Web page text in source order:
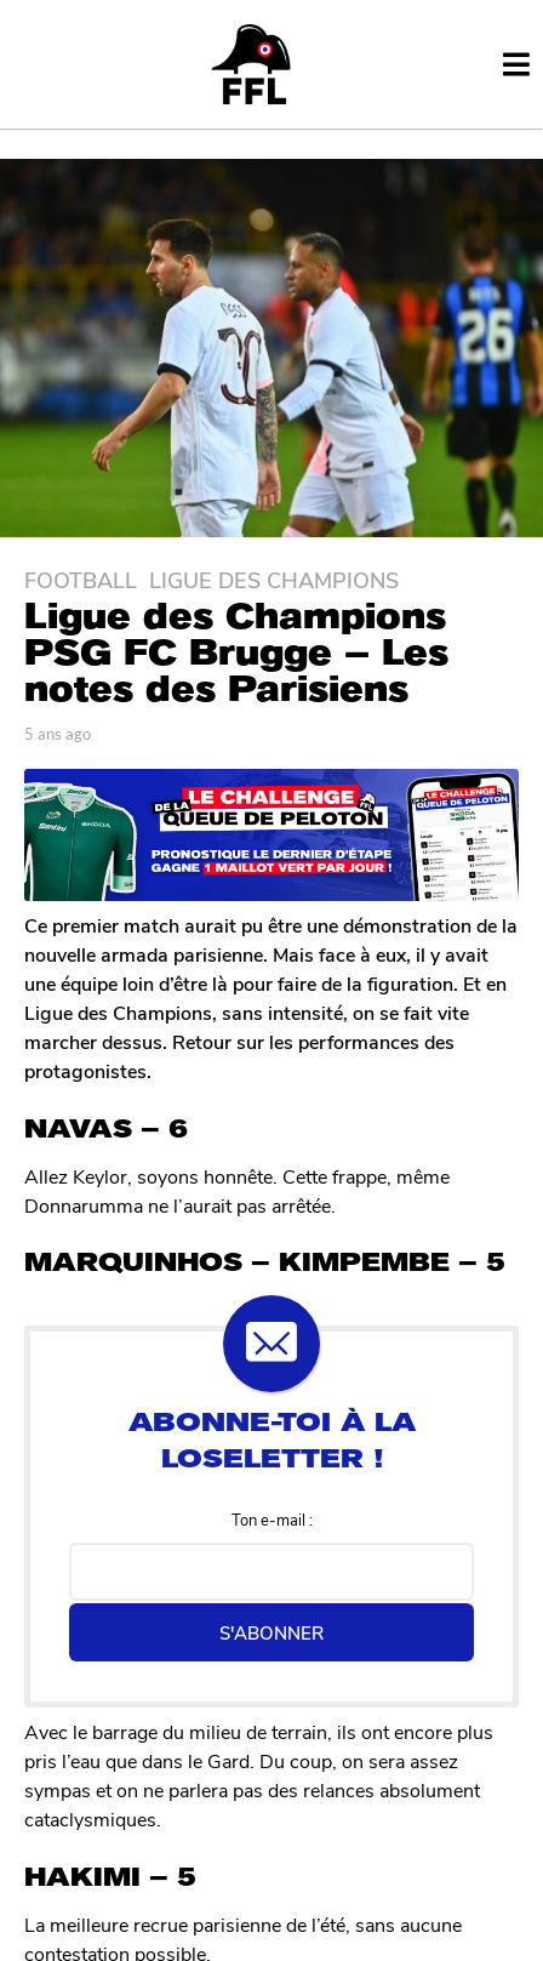
5
a
n
s
a
g
5
a
n
s
a
g
o
FOOTBALL ,LIGUE DES CHAMPIONS
Ligue des Champions
PSG FC Brugge – Les
notes des Parisiens
p
r
A
n
t
o
i
n
D
e
c
l
r
q
5 ans ago
s
a
Ce premier match aurait pu être une démonstration de la
nouvelle armada parisienne. Mais face à eux, il y avait
une équipe loin d’être là pour faire de la figuration. Et en
Ligue des Champions, sans intensité, on se fait vite
marcher dessus. Retour sur les performances des
protagonistes.
NAVAS – 6
Allez Keylor, soyons honnête. Cette frappe, même
Donnarumma ne l’aurait pas arrêtée.
MARQUINHOS – KIMPEMBE – 5
Ton e-mail :
S'ABONNER
Avec le barrage du milieu de terrain, ils ont encore plus
pris l’eau que dans le Gard. Du coup, on sera assez
sympas et on ne parlera pas des relances absolument
cataclysmiques.
HAKIMI – 5
La meilleure recrue parisienne de l’été, sans aucune
contestation possible.